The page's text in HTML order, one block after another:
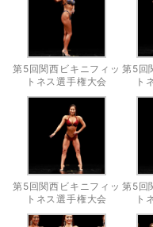
第5回関西ビキニフィッ
トネス選手権大会
第5回
ト
第5回関西ビキニフィッ
トネス選手権大会
第5回
ト